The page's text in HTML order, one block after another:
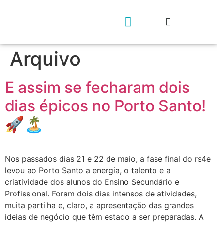
Arquivo
E assim se fecharam dois
dias épicos no Porto Santo!
🚀🏝️
Nos passados dias 21 e 22 de maio, a fase final do rs4e
levou ao Porto Santo a energia, o talento e a
criatividade dos alunos do Ensino Secundário e
Profissional. Foram dois dias intensos de atividades,
muita partilha e, claro, a apresentação das grandes
ideias de negócio que têm estado a ser preparadas. A